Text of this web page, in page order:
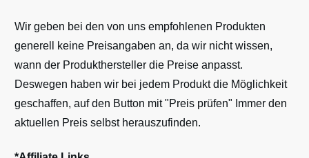
Wir geben bei den von uns empfohlenen Produkten
generell keine Preisangaben an, da wir nicht wissen,
wann der Produkthersteller die Preise anpasst.
Deswegen haben wir bei jedem Produkt die Möglichkeit
geschaffen, auf den Button mit "Preis prüfen" Immer den
aktuellen Preis selbst herauszufinden.